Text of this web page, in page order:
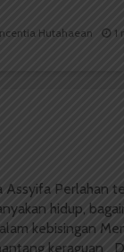
Hutahaean 1
Assyifa Perlahan
hidup,
kebisingan
keraguan